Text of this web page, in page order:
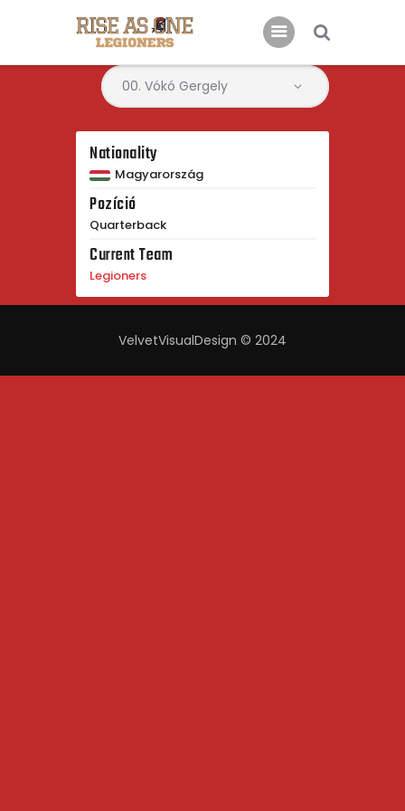
Főoldal
Rólunk
Csatlakoznál?
Támogatás
Kapcsolat
Nationality
Magyarország
Pozíció
Quarterback
Current Team
Legioners
VelvetVisualDesign © 2024